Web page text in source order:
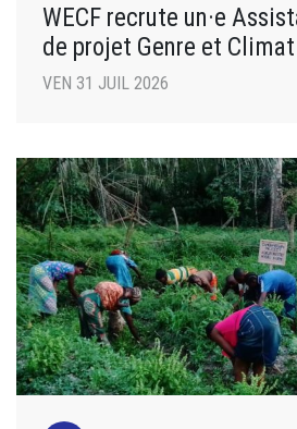
WECF recrute un·e
de projet Genre et
VEN 31 JUIL 2026